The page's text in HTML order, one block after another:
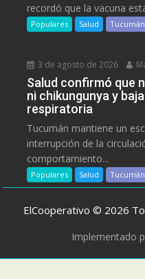
recordó que la vacuna
Populares Salud Tucumán
3 de agosto de 2026
Salud confirmó que
ni chikungunya y
respiratoria
Tucumán mantiene un
interrupción de la
comportamiento...
Populares Salud Tucumán
ElCooperativo © 2026